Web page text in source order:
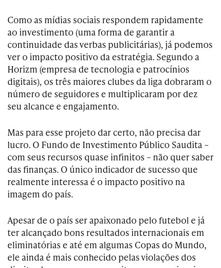
Como as mídias sociais respondem rapidamente
ao investimento (uma forma de garantir a
continuidade das verbas publicitárias), já podemos
ver o impacto positivo da estratégia. Segundo a
Horizm (empresa de tecnologia e patrocínios
digitais), os três maiores clubes da liga dobraram o
número de seguidores e multiplicaram por dez
seu alcance e engajamento.
Mas para esse projeto dar certo, não precisa dar
lucro. O Fundo de Investimento Público Saudita –
com seus recursos quase infinitos – não quer saber
das finanças. O único indicador de sucesso que
realmente interessa é o impacto positivo na
imagem do país.
Apesar de o país ser apaixonado pelo futebol e já
ter alcançado bons resultados internacionais em
eliminatórias e até em algumas Copas do Mundo,
ele ainda é mais conhecido pelas violações dos